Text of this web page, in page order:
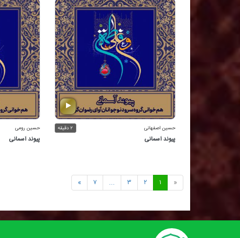
حسین اصفهانی ۲ دقیقه
پیوند آسمانی
حسین رومی
پیوند آسمانی
« ۱ ۲ ۳ ... ۷ »